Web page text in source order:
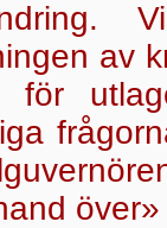
av
för